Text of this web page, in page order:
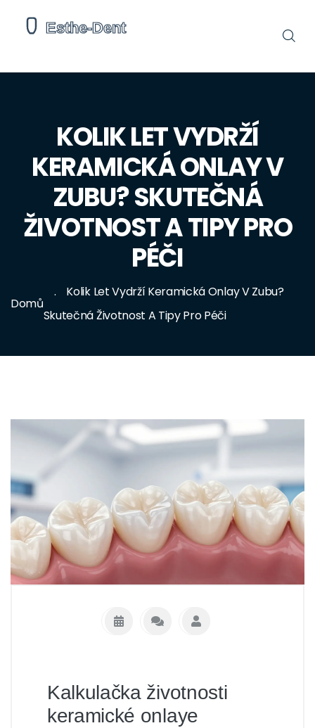
KOLIK LET VYDRŽÍ
KERAMICKÁ ONLAY V
ZUBU? SKUTEČNÁ
ŽIVOTNOST A TIPY PRO
PÉČI
Domů
Kolik Let Vydrží Keramická Onlay V Zubu?
Skutečná Životnost A Tipy Pro Péči
Kalkulačka životnosti
keramické onlaye